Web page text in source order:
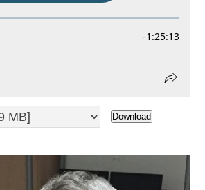
Download